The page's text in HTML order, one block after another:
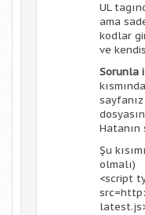
UL
ama
kodlar
ve
Sorunla
sayfanız
Hatanın
Şu
olmalı)
<script